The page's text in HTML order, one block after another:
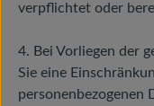
verpflichtet oder
4. Bei Vorliegen der
Sie eine
personenbezogenen